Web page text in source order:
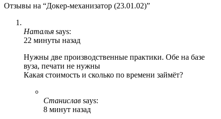
Отзывы на “Докер-механизатор (23.01.02)”
Наталья says:
22 минуты назад
Нужны две производственные практики. Обе на базе
вуза, печати не нужны
Какая стоимость и сколько по времени займёт?
Станислав says:
8 минут назад